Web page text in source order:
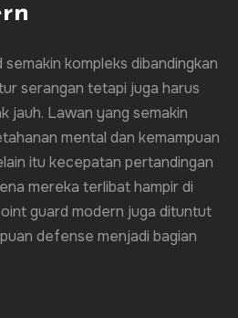
kompleks dibandingkan
serangan tetapi juga harus
jauh. Lawan yang semakin
mental dan kemampuan
itu kecepatan pertandingan
mereka terlibat hampir di
guard modern juga dituntut
defense menjadi bagian